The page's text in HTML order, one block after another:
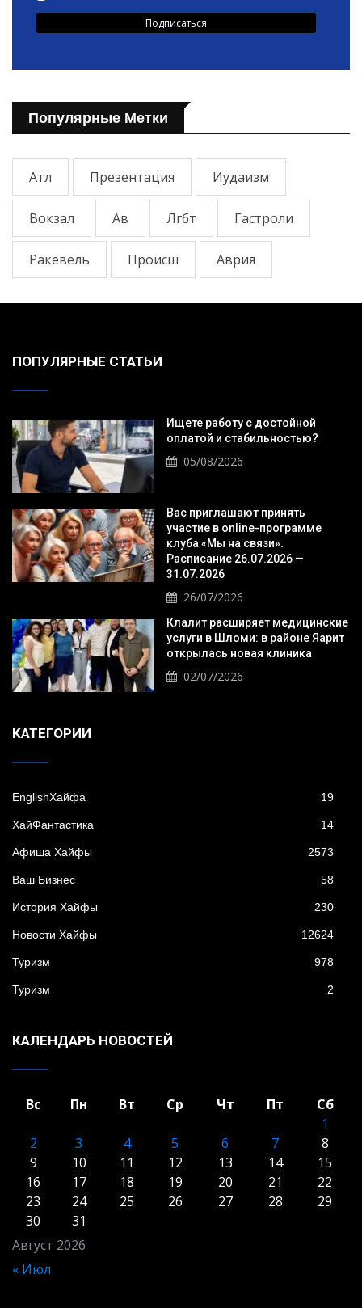
Популярные Метки
Атл Презентация Иудаизм
Вокзал Ав Лгбт Гастроли
Ракевель Происш Аврия
ПОПУЛЯРНЫЕ СТАТЬИ
Ищете работу с достойной
оплатой и стабильностью?
05/08/2026
Вас приглашают принять
участие в online-программе
клуба «Мы на связи».
Расписание 26.07.2026 —
31.07.2026
26/07/2026
Клалит расширяет медицинские
услуги в Шломи: в районе Яарит
открылась новая клиника
02/07/2026
KАТЕГОРИИ
EnglishХайфа 19
XайФантастика 14
Афиша Хайфы 2573
Ваш Бизнес 58
История Хайфы 230
Новости Хайфы 12624
Туризм 978
Туризм 2
КАЛЕНДАРЬ НОВОСТЕЙ
Август 2026
Вс Пн Вт Ср Чт Пт
Сб
1
2
3 4 5 6 7
8
9
10 11 12 13 14
15
16
17 18 19 20 21
22
23
24 25 26 27 28
29
30
31
« Июл